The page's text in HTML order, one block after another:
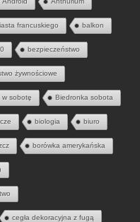
francuskiego balkon
bezpieczeństwo
żywnościowe
w sobotę Biedronka sobota
biologia biuro
borówka amerykańska
cegła dekoracyjna z fugą